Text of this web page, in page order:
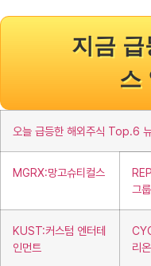
지금
스
오늘 급등한 해외주식 Top.6
MGRX:망고슈티컬스
그룹
KUST:커스텀 엔터테
인먼트
리온